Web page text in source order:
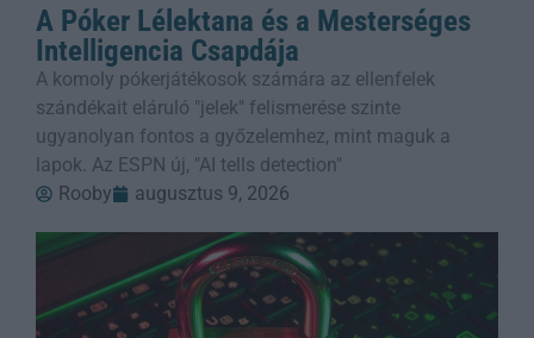
A Póker Lélektana és a Mesterséges
Intelligencia Csapdája
A komoly pókerjátékosok számára az ellenfelek
szándékait eláruló "jelek" felismerése szinte
ugyanolyan fontos a győzelemhez, mint maguk a
lapok. Az ESPN új, "AI tells detection"
Rooby
augusztus 9, 2026